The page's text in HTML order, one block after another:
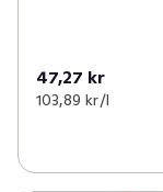
47,27 kr
103,89 kr /l